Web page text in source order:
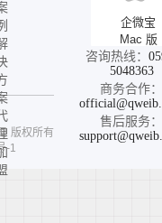
企微宝
Mac 版
咨询热线：
5048363
商务合作：
售后服务：
版权所有
-1